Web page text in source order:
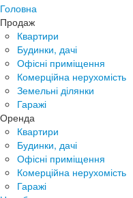
Головна
Продаж
Квартири
Будинки, дачі
Офісні приміщення
Комерційна нерухомість
Земельні ділянки
Гаражі
Оренда
Квартири
Будинки, дачі
Офісні приміщення
Комерційна нерухомість
Гаражі